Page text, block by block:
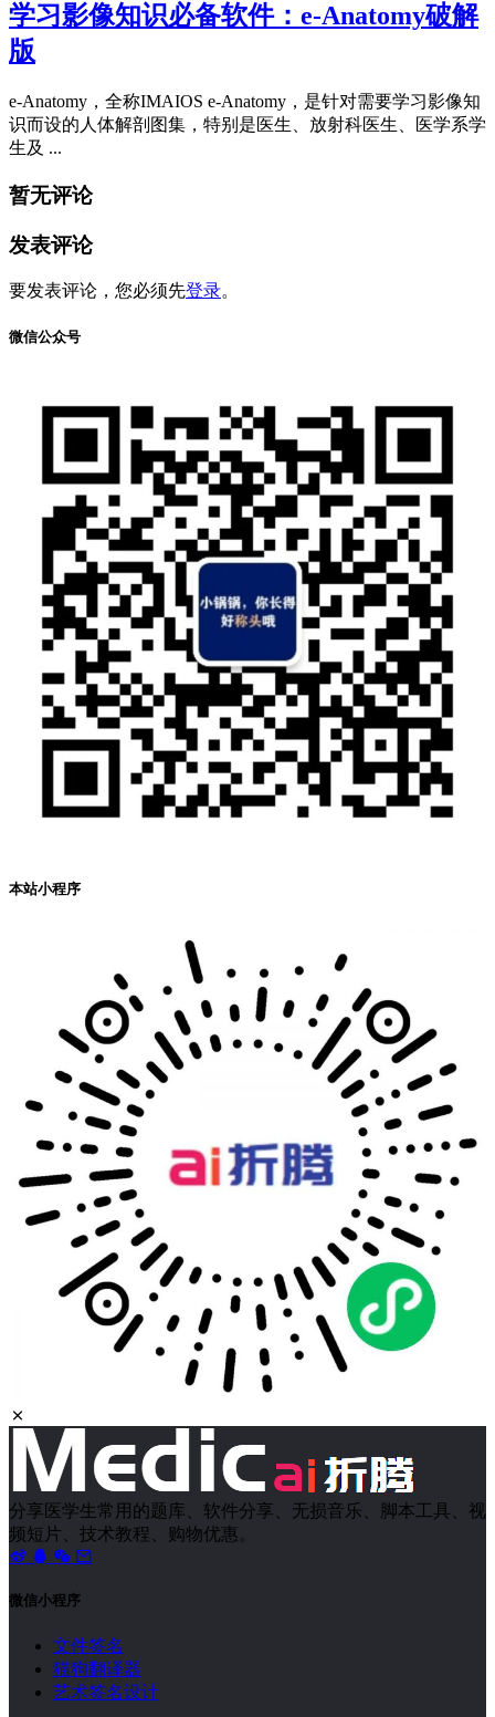
学习影像知识必备软件：e-Anatomy破解
版
e-Anatomy，全称IMAIOS e-Anatomy，是针对需要学习影像知
识而设的人体解剖图集，特别是医生、放射科医生、医学系学
生及 ...
暂无评论
发表评论
要发表评论，您必须先登录。
微信公众号
本站小程序
分享医学生常用的题库、软件分享、无损音乐、脚本工具、视
频短片、技术教程、购物优惠。
微信小程序
文件签名
猫狗翻译器
艺术签名设计